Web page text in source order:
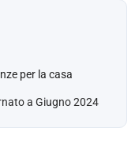
per la casa
a Giugno 2024